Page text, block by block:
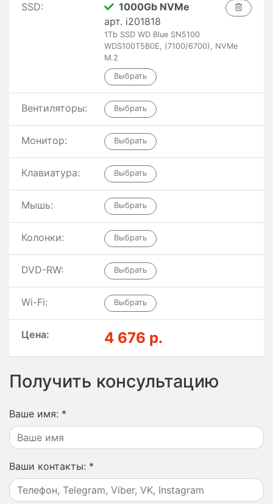
SSD:
1000Gb NVMe
арт. i201818
1Tb SSD WD Blue SN5100
WDS100T5B0E, (7100/6700), NVMe
M.2
Вентиляторы:
Монитор:
Клавиатура:
Мышь:
Колонки:
DVD-RW:
Wi-Fi:
Цена: 4 676 р.
Получить консультацию
Ваше имя: *
Ваши контакты: *